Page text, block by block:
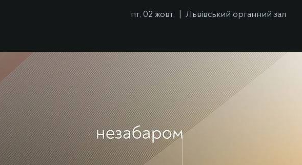
пт, 02 жовт.
  |
Львівський органний зал